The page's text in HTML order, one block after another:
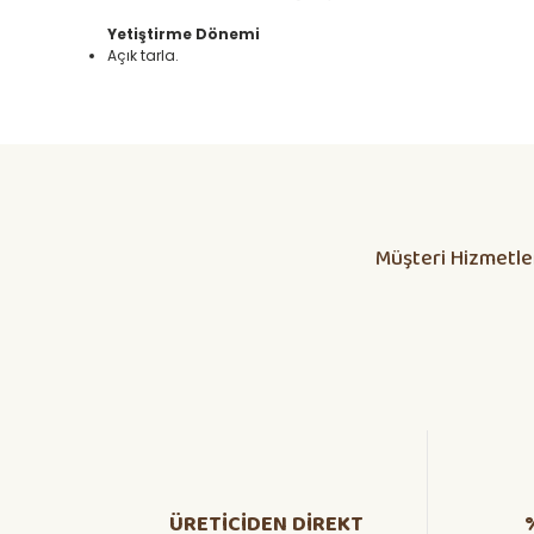
Yetiştirme Dönemi
Açık tarla.
ADEM BARAN | 26/06/2026
Müşteri
ÜRETİCİDEN DİREKT